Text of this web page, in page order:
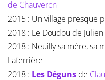
de Chauveron
2015 : Un village presque
2018 : Le Doudou de
2018 : Neuilly sa mère, sa
Laferrière
2018 : Les Dégunsde